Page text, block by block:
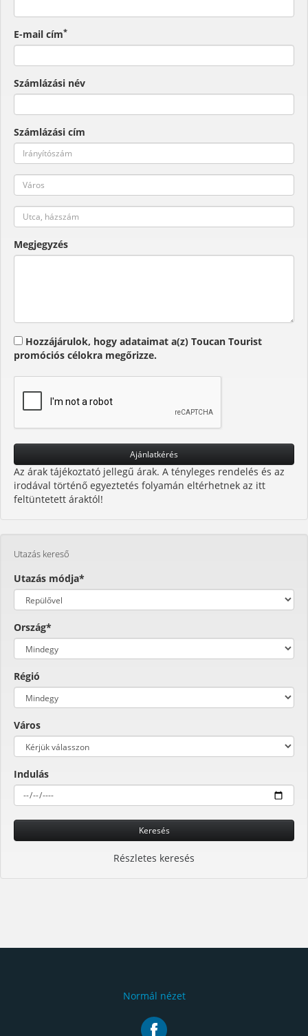
E-mail cím*
Számlázási név
Számlázási cím
Megjegyzés
Hozzájárulok, hogy adataimat a(z) Toucan Tourist
promóciós célokra megőrizze.
Az árak tájékoztató jellegű árak. A tényleges rendelés és az
irodával történő egyeztetés folyamán eltérhetnek az itt
feltüntetett áraktól!
Utazás kereső
Utazás módja*
Ország*
Régió
Város
Indulás
Keresés
Részletes keresés
Normál nézet